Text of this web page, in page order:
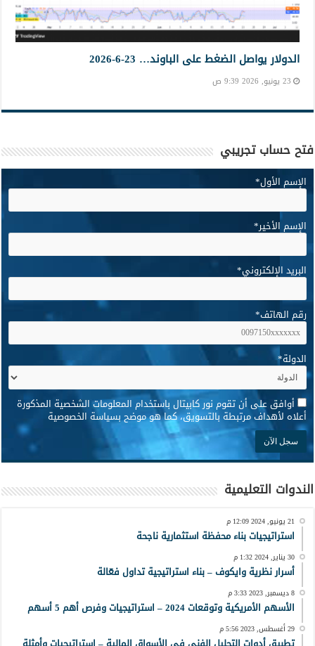
الدولار يواصل الضغط على الباوند… 23-6-2026
23 يونيو, 2026 9:39 ص
فتح حساب تجريبي
الإسم الأول*
الإسم الأخير*
البريد الإلكتروني*
رقم الهاتف*
الدولة*
* أوافق على أن تقوم نور كابيتال باستخدام المعلومات الشخصية المذكورة
أعلاه لأهداف مرتبطة بالتسويق، كما هو موضح بسياسة الخصوصية
الندوات التعليمية
21 يونيو, 2024 12:09 م
استراتيجيات بناء محفظة استثمارية ناجحة
30 يناير, 2024 1:32 م
أسرار نظرية وايكوف – بناء استراتيجية تداول فعّالة
8 ديسمبر, 2023 3:33 م
الأسهم الأمريكية وتوقعات 2024 – استراتيجيات وفرص أهم 5 أسهم
29 أغسطس, 2023 5:56 م